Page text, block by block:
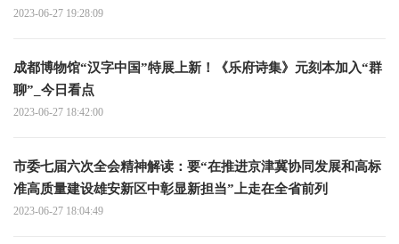
2023-06-27 19:28:09
成都博物馆“汉字中国”特展上新！《乐府诗集》元刻本加入“群
聊”_今日看点
2023-06-27 18:42:00
市委七届六次全会精神解读：要“在推进京津冀协同发展和高标
准高质量建设雄安新区中彰显新担当”上走在全省前列
2023-06-27 18:04:49